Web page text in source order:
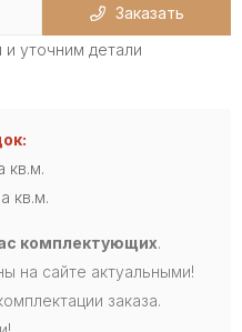
Заказать
уточним детали
кв.м.
кв.м.
комплектующих.
на сайте актуальными!
заказа.